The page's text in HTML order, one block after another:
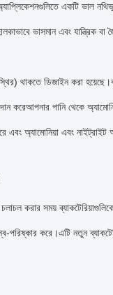
অ্যাপ্লিকেশনগুলিতে একটি ভাল
ভাসমান এবং যান্ত্রিক
থাকতে ডিজাইন করা
করেআপনার পানি থেকে
এবং অ্যামোনিয়া এবং
করার সময়
পরিষ্কার করে।এটি নতুন